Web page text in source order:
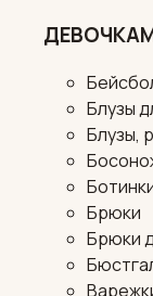
Блузы
Блузы,
Брюки
Брюки